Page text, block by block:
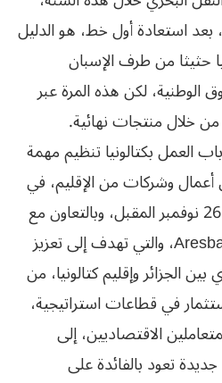
بعد استعادة أول خط، هو الدليل
من طرف الإسبان
لكن هذه المرة عبر
خلال منتجات نهائية.
العمل بكتالونيا تنظيم مهمة
وشركات من الإقليم، في
الفترة الممتدة من 24 إلى 26 نوفمبر المقبل، وبالتعاون مع
البنك الإسباني- العربي Aresbank، والتي تهدف إلى تعزيز
الجزائر وإقليم كتالونيا، من
في قطاعات استراتيجية،
الاقتصاديين، إلى
تعود بالفائدة على